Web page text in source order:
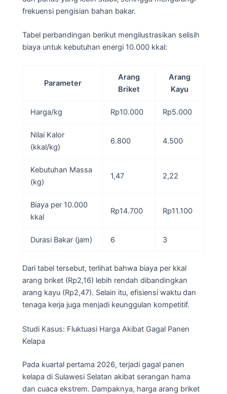
frekuensi pengisian bahan bakar.
Tabel perbandingan berikut mengilustrasikan selisih
biaya untuk kebutuhan energi 10.000 kkal:
Parameter
Arang
Briket
Arang
Kayu
Harga/kg Rp10.000 Rp5.000
Nilai Kalor
(kkal/kg)
6.800 4.500
Kebutuhan Massa
(kg)
1,47 2,22
Biaya per 10.000
kkal
Rp14.700 Rp11.100
Durasi Bakar (jam) 6 3
Dari tabel tersebut, terlihat bahwa biaya per kkal
arang briket (Rp2,16) lebih rendah dibandingkan
arang kayu (Rp2,47). Selain itu, efisiensi waktu dan
tenaga kerja juga menjadi keunggulan kompetitif.
Studi Kasus: Fluktuasi Harga Akibat Gagal Panen
Kelapa
Pada kuartal pertama 2026, terjadi gagal panen
kelapa di Sulawesi Selatan akibat serangan hama
dan cuaca ekstrem. Dampaknya, harga arang briket